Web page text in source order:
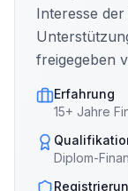
Interesse
freigegeben
Erfahrung
15+ Jahre
Diplom-